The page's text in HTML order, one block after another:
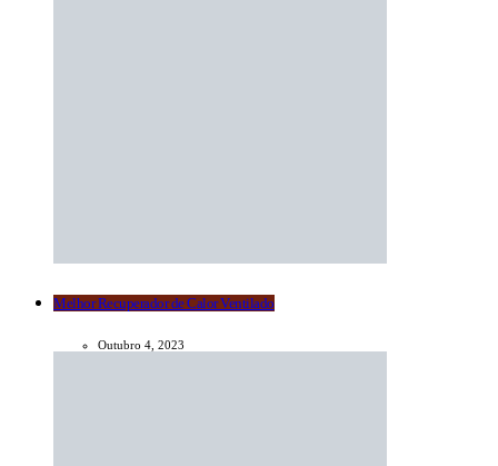
Melhor Recuperador de Calor Ventilado
Outubro 4, 2023